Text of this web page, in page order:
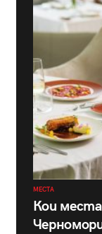
МЕСТА
Кои